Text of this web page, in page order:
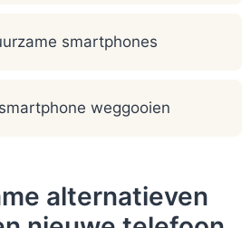
smartphones
weggooien
alternatieven